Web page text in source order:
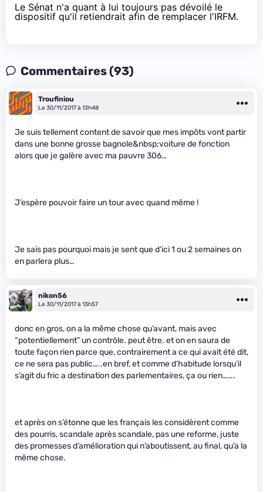
Le Sénat n'a quant à lui toujours pas dévoilé le
dispositif qu'il retiendrait afin de remplacer l'IRFM.
Commentaires (93)
Troufiniou
Le 30/11/2017 à 13h48
Je suis tellement content de savoir que mes impôts vont partir
dans une bonne grosse bagnole&nbsp;voiture de fonction
alors que je galère avec ma pauvre 306…
J’espère pouvoir faire un tour avec quand même !
Je sais pas pourquoi mais je sent que d’ici 1 ou 2 semaines on
en parlera plus…
nikon56
Le 30/11/2017 à 13h57
donc en gros, on a la même chose qu’avant, mais avec
“potentiellement” un contrôle. peut être. et on en saura de
toute façon rien parce que, contrairement a ce qui avait été dit,
ce ne sera pas public…..en bref, et comme d’habitude lorsqu’il
s’agit du fric a destination des parlementaires, ça ou rien…….
et après on s’étonne que les français les considèrent comme
des pourris, scandale après scandale, pas une reforme, juste
des promesses d’amélioration qui n’aboutissent, au final, qu’a la
même chose.